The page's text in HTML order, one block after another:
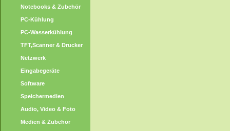
Notebooks & Zubehör
PC-Kühlung
PC-Wasserkühlung
TFT,Scanner & Drucker
Netzwerk
Eingabegeräte
Software
Speichermedien
Audio, Video & Foto
Medien & Zubehör